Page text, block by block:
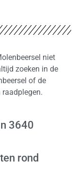
niet
zoeken in de
of de
3640
rond